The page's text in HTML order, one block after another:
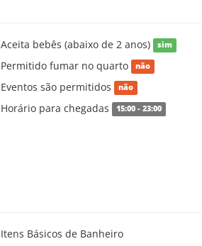
Aceita bebês (abaixo de 2 anos) sim
Permitido fumar no quarto não
Eventos são permitidos não
Horário para chegadas 15:00 - 23:00
Itens Básicos de Banheiro